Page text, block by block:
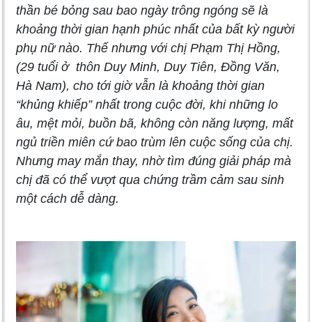
thần bé bỏng sau bao ngày trông ngóng sẽ là
khoảng thời gian hạnh phúc nhất của bất kỳ người
phụ nữ nào. Thế nhưng với chị Phạm Thị Hồng,
(29 tuổi ở thôn Duy Minh, Duy Tiên, Đồng Văn,
Hà Nam), cho tới giờ vẫn là khoảng thời gian
“khủng khiếp” nhất trong cuộc đời, khi những lo
âu, mệt mỏi, buồn bã, không còn năng lượng, mất
ngủ triền miên cứ bao trùm lên cuộc sống của chị.
Nhưng may mắn thay, nhờ tìm đúng giải pháp mà
chị đã có thể vượt qua chứng trầm cảm sau sinh
một cách dễ dàng.